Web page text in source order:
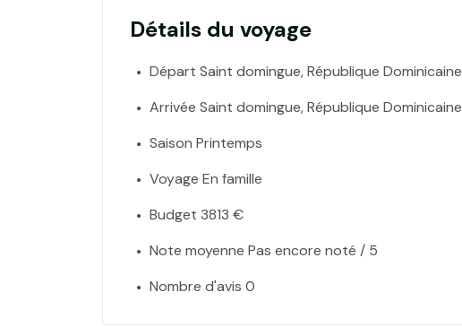
Détails du voyage
Départ Saint domingue, République Dominicaine
Arrivée Saint domingue, République Dominicaine
Saison Printemps
Voyage En famille
Budget 3813 €
Note moyenne Pas encore noté / 5
Nombre d'avis 0